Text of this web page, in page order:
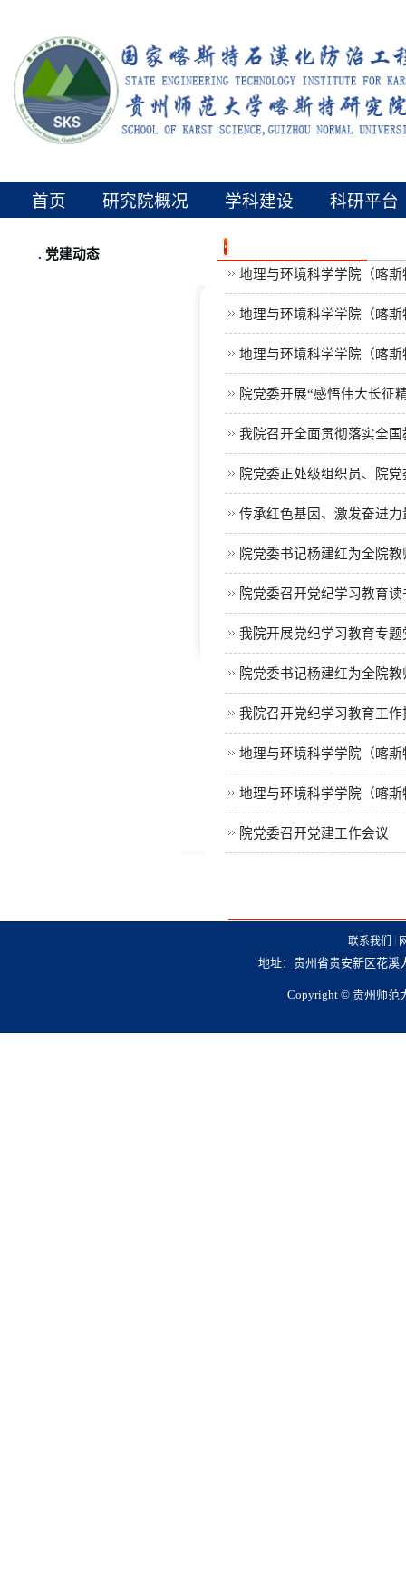
首页 研究院概况 学科建设 科研平台
. 党建动态
地理与环境科学学院（喀
地理与环境科学学院（喀
地理与环境科学学院（喀
院党委开展“感悟伟大长征
我院召开全面贯彻落实全
院党委正处级组织员、院
传承红色基因、激发奋进
院党委书记杨建红为全院
院党委召开党纪学习教育
我院开展党纪学习教育专题
院党委书记杨建红为全院
我院召开党纪学习教育工作
地理与环境科学学院（喀
地理与环境科学学院（喀
院党委召开党建工作会议
联系我们
地址：贵州省贵安新区花溪
Copyright © 贵州师范